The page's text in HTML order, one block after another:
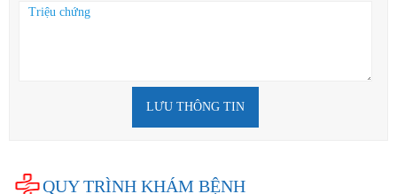
LƯU THÔNG TIN
QUY TRÌNH KHÁM BỆNH